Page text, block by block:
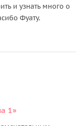
и узнать много о
Фуату.
1»